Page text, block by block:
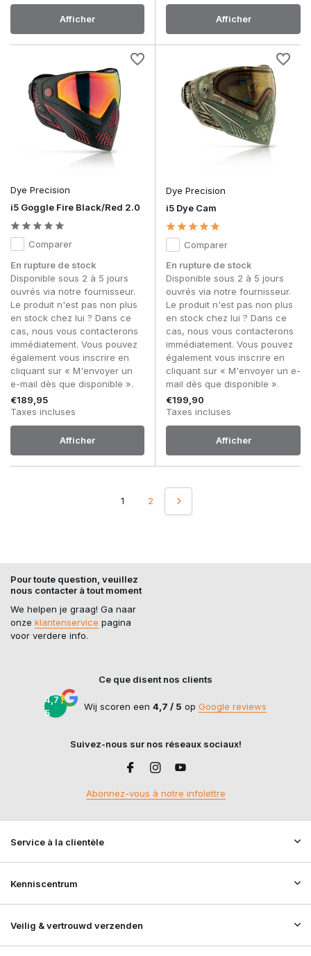
Afficher Afficher
Dye Precision
i5 Goggle Fire Black/Red 2.0
Comparer
En rupture de stock
Disponible sous 2 à 5 jours
ouvrés via notre fournisseur.
Le produit n'est pas non plus
en stock chez lui ? Dans ce
cas, nous vous contacterons
immédiatement. Vous pouvez
également vous inscrire en
cliquant sur « M'envoyer un
e-mail dès que disponible ».
€189,95
Taxes incluses
Afficher
Dye Precision
i5 Dye Cam
Comparer
En rupture de stock
Disponible sous 2 à 5 jours
ouvrés via notre fournisseur.
Le produit n'est pas non plus
en stock chez lui ? Dans ce
cas, nous vous contacterons
immédiatement. Vous pouvez
également vous inscrire en
cliquant sur « M'envoyer un e-
mail dès que disponible ».
€199,90
Taxes incluses
Afficher
1 2
Pour toute question, veuillez
nous contacter à tout moment
We helpen je graag! Ga naar
onze klantenservice pagina
voor verdere info.
Ce que disent nos clients
4,7 /
5
Wij scoren een 4,7 / 5 op Google reviews
Suivez-nous sur nos réseaux sociaux!
Abonnez-vous à notre infolettre
Service à la clientèle
Kenniscentrum
Veilig & vertrouwd verzenden